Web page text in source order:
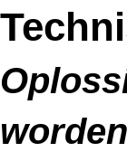
worden